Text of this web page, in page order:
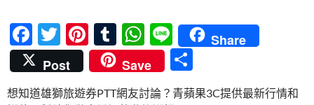
F
ac
e
T
w
itt
Pi
nt
er
T
u
m
W
h
at
Li
n
e
Share
Post
Save
享
想知道雄獅旅遊券PTT網友討論？青蘋果3C提供最新行情和